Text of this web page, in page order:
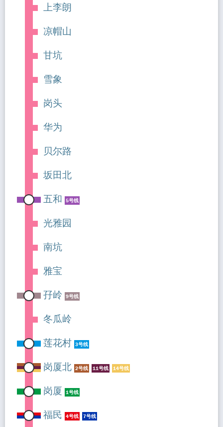
上李朗
凉帽山
甘坑
雪象
岗头
华为
贝尔路
坂田北
五和
5号线
光雅园
南坑
雅宝
孖岭
9号线
冬瓜岭
莲花村 3号线
岗厦北 2号线 11号线 14号线
岗厦 1号线
福民 4号线 7号线